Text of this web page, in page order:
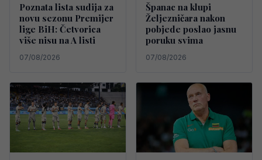
Poznata lista sudija za
novu sezonu Premijer
lige BiH: Četvorica
više nisu na A listi
07/08/2026
Španac na klupi
Željezničara nakon
pobjede poslao jasnu
poruku svima
07/08/2026